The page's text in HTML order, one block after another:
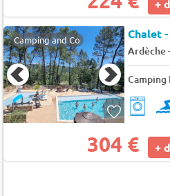
+
Camping and Co
Ardèche-
Camping
304 € +